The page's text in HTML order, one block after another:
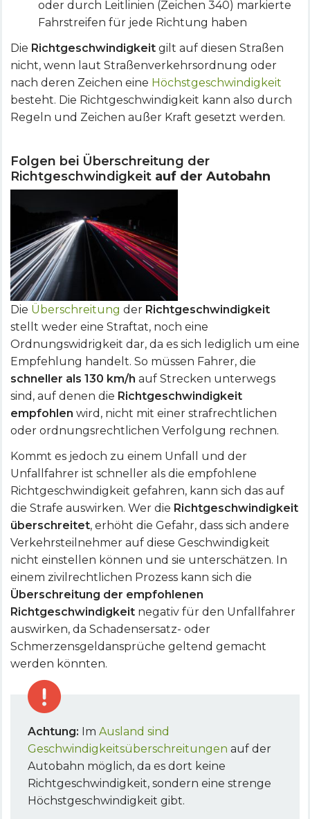
oder durch Leitlinien (Zeichen 340) markierte
Fahrstreifen für jede Richtung haben
Die Richtgeschwindigkeit gilt auf diesen Straßen
nicht, wenn laut Straßenverkehrsordnung oder
nach deren Zeichen eine Höchstgeschwindigkeit
besteht. Die Richtgeschwindigkeit kann also durch
Regeln und Zeichen außer Kraft gesetzt werden.
Folgen bei Überschreitung der
Richtgeschwindigkeit auf der Autobahn
Die Überschreitung der Richtgeschwindigkeit
stellt weder eine Straftat, noch eine
Ordnungswidrigkeit dar, da es sich lediglich um eine
Empfehlung handelt. So müssen Fahrer, die
schneller als 130 km/h auf Strecken unterwegs
sind, auf denen die Richtgeschwindigkeit
empfohlen wird, nicht mit einer strafrechtlichen
oder ordnungsrechtlichen Verfolgung rechnen.
Kommt es jedoch zu einem Unfall und der
Unfallfahrer ist schneller als die empfohlene
Richtgeschwindigkeit gefahren, kann sich das auf
die Strafe auswirken. Wer die Richtgeschwindigkeit
überschreitet, erhöht die Gefahr, dass sich andere
Verkehrsteilnehmer auf diese Geschwindigkeit
nicht einstellen können und sie unterschätzen. In
einem zivilrechtlichen Prozess kann sich die
Überschreitung der empfohlenen
Richtgeschwindigkeit negativ für den Unfallfahrer
auswirken, da Schadensersatz- oder
Schmerzensgeldansprüche geltend gemacht
werden könnten.
Achtung: Im Ausland sind
Geschwindigkeitsüberschreitungen auf der
Autobahn möglich, da es dort keine
Richtgeschwindigkeit, sondern eine strenge
Höchstgeschwindigkeit gibt.